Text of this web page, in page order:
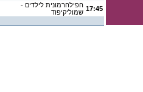
הפילהרמונית לילדים -
שמוליקיפוד 17:45